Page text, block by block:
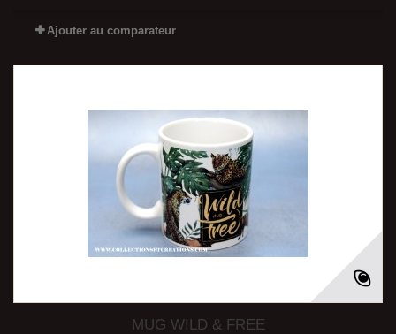
Ajouter au comparateur
MUG WILD & FREE